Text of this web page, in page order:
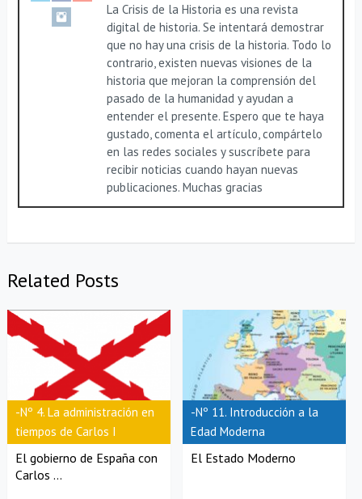
La Crisis de la Historia es una revista
digital de historia. Se intentará demostrar
que no hay una crisis de la historia. Todo lo
contrario, existen nuevas visiones de la
historia que mejoran la comprensión del
pasado de la humanidad y ayudan a
entender el presente. Espero que te haya
gustado, comenta el artículo, compártelo
en las redes sociales y suscríbete para
recibir noticias cuando hayan nuevas
publicaciones. Muchas gracias
Related Posts
-Nº 4. La administración en
tiempos de Carlos I
El gobierno de España con
Carlos ...
-Nº 11. Introducción a la
Edad Moderna
El Estado Moderno